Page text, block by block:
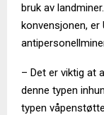
bruk av
konvensjonen, er
– Det er viktig at
denne typen
typen